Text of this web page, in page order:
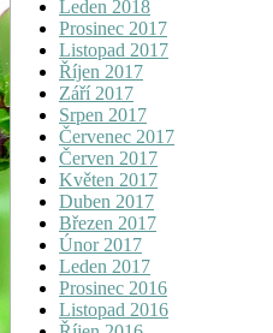
Leden 2018
Prosinec 2017
Listopad 2017
Říjen 2017
Září 2017
Srpen 2017
Červenec 2017
Červen 2017
Květen 2017
Duben 2017
Březen 2017
Únor 2017
Leden 2017
Prosinec 2016
Listopad 2016